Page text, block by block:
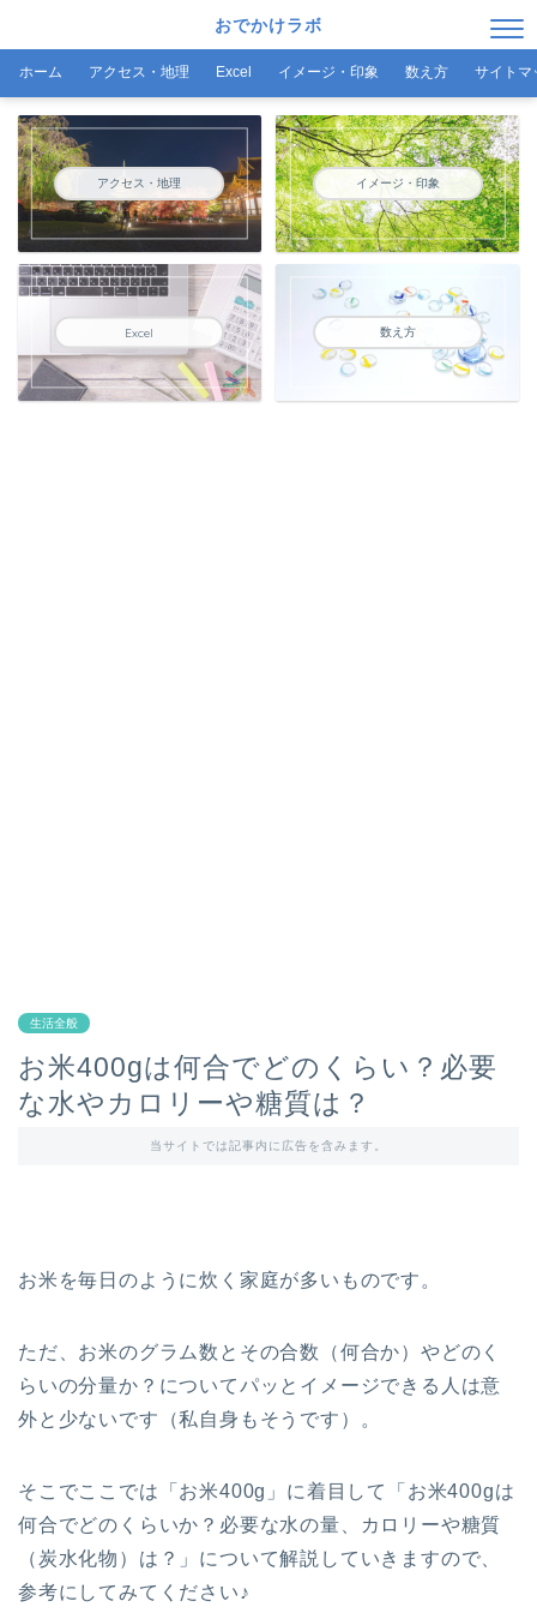
おでかけラボ
ホーム アクセス・地理 Excel イメージ・印象 数え方 サイトマ
アクセス・地理 イメージ・印象
Excel 数え方
生活全般
お米400gは何合でどのくらい？必要
な水やカロリーや糖質は？
当サイトでは記事内に広告を含みます。
お米を毎日のように炊く家庭が多いものです。
ただ、お米のグラム数とその合数（何合か）やどのく
らいの分量か？についてパッとイメージできる人は意
外と少ないです（私自身もそうです）。
そこでここでは「お米400g」に着目して「お米400gは
何合でどのくらいか？必要な水の量、カロリーや糖質
（炭水化物）は？」について解説していきますので、
参考にしてみてください♪